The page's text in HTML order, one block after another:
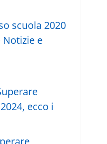
scuola 2020
e